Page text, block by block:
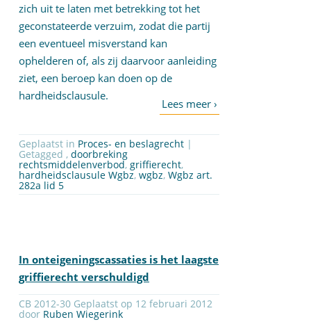
zich uit te laten met betrekking tot het
geconstateerde verzuim, zodat die partij
een eventueel misverstand kan
ophelderen of, als zij daarvoor aanleiding
ziet, een beroep kan doen op de
hardheidsclausule.
Geplaatst in Proces- en beslagrecht
Getagged , doorbreking
rechtsmiddelenverbod, griffierecht,
hardheidsclausule Wgbz, wgbz, Wgbz art.
282a lid 5
In onteigeningscassaties is het laagste
griffierecht verschuldigd
CB 2012-30 Geplaatst op 12 februari 2012
door Ruben Wiegerink